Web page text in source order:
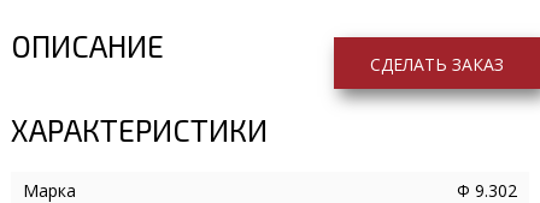
ОПИСАНИЕ
ХАРАКТЕРИСТИКИ
Марка
Ф 9.302
СДЕЛАТЬ ЗАКАЗ